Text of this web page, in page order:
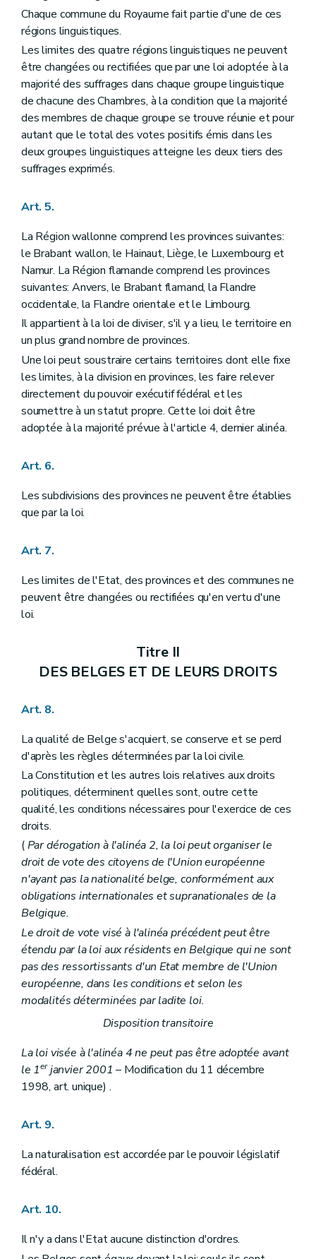
Art. 64
Art. 65
Art. 66
Section II Du Sénat
Art. 67
Art. 68
Art. 69
Art. 70
Art. 71
Art. 72
Art. 73
Chapitre II DU POUVOIR LEGISLATIF FEDERAL
Art. 74
Art. 79
Art. 80
Art. 81
Art. 82
Art. 83
Art. 84
Chapitre III DU ROI ET DU GOUVERNEMENT FEDERAL
Section première Du Roi
Art. 85
Art. 86
Art. 87
Art. 88
Art. 89
Art. 90
Art. 91
Section II Du Gouvernement fédéral
Art. 96
Art. 97
Art. 101
Art. 102
Art. 103
Art. 107
Art. 108
Art. 112
Art. 113
Art. 114
Chapitre IV DES COMMUNAUTES ET DES REGIONS
Section première Des organes
Sous-section première
Des Conseils de communauté et de région
Art. 115
Art. 117
Art. 118
Art. 118bis
Art. 119
Art. 120
Art. 122
Art. 123
Art. 124
Art. 125
Art. 126
Section II Des compétences
Sous-section première Des compétences des communautés
Art. 127
Art. 129
Art. 130
Art. 131
Art. 132
Sous-section III Dispositions spéciales
Chapitre V DE LA COUR D'ARBITRAGE, DE LA PREVENTION ET DU REGLEMENT DE CONFLITS
Chaque commune du Royaume fait partie d'une de ces
régions linguistiques.
Les limites des quatre régions linguistiques ne peuvent
être changées ou rectifiées que par une loi adoptée à la
majorité des suffrages dans chaque groupe linguistique
de chacune des Chambres, à la condition que la majorité
des membres de chaque groupe se trouve réunie et pour
autant que le total des votes positifs émis dans les
deux groupes linguistiques atteigne les deux tiers des
suffrages exprimés.
Art. 5.
La Région wallonne comprend les provinces suivantes:
le Brabant wallon, le Hainaut, Liège, le Luxembourg et
Namur. La Région flamande comprend les provinces
suivantes: Anvers, le Brabant flamand, la Flandre
occidentale, la Flandre orientale et le Limbourg.
Il appartient à la loi de diviser, s'il y a lieu, le territoire en
un plus grand nombre de provinces.
Une loi peut soustraire certains territoires dont elle fixe
les limites, à la division en provinces, les faire relever
directement du pouvoir exécutif fédéral et les
soumettre à un statut propre. Cette loi doit être
adoptée à la majorité prévue à l'article 4, dernier alinéa.
Art. 6.
Les subdivisions des provinces ne peuvent être établies
que par la loi.
Art. 7.
Les limites de l'Etat, des provinces et des communes ne
peuvent être changées ou rectifiées qu'en vertu d'une
loi.
Titre II
DES BELGES ET DE LEURS DROITS
Art. 8.
La qualité de Belge s'acquiert, se conserve et se perd
d'après les règles déterminées par la loi civile.
La Constitution et les autres lois relatives aux droits
politiques, déterminent quelles sont, outre cette
qualité, les conditions nécessaires pour l'exercice de ces
droits.
(Par dérogation à l'alinéa 2, la loi peut organiser le
droit de vote des citoyens de l'Union européenne
n'ayant pas la nationalité belge, conformément aux
obligations internationales et supranationales de la
Belgique.
Le droit de vote visé à l'alinéa précédent peut être
étendu par la loi aux résidents en Belgique qui ne sont
pas des ressortissants d'un Etat membre de l'Union
européenne, dans les conditions et selon les
modalités déterminées par ladite loi.
Disposition transitoire
La loi visée à l'alinéa 4 ne peut pas être adoptée avant
le 1erjanvier 2001 – Modification du 11 décembre
1998, art. unique) .
Art. 9.
La naturalisation est accordée par le pouvoir législatif
fédéral.
Art. 10.
Il n'y a dans l'Etat aucune distinction d'ordres.